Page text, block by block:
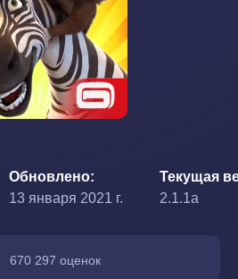
Обновлено
13 января 2021 г.
Текущая
2.1.1a
670 297 оценок